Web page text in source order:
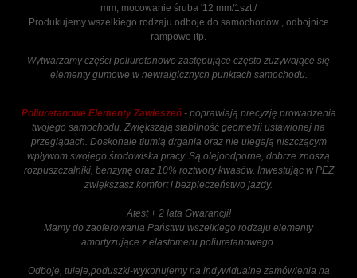
mm, mocowanie śruba '12 mm/1szt./
Produkujemy wszelkiego rodzaju odboje do samochodów , odbojnice
rampowe itp.
Wytwarzamy części poliuretanowe zastępujące często zużywające się
elementy gumowe w newralgicznych punktach samochodu.
Poliuretanowe Elementy Zawieszeń- poprawiają precyzję prowadzenia
twojego samochodu. Zwiększają stabilność geometrii ustawionej na
przeglądach. Doskonale tłumią drgania oraz nie ulegają niszczącym
wpływom swojego środowiska pracy. Są olejoodporne, dobrze znoszą
rozpuszczalniki, benzynę oraz 10% roztwory kwasów. Inwestując w PEZ
zwiększasz komfort i bezpieczeństwo jazdy.
Atest + 2 lata Gwarancji!
Mamy do zaoferowania Państwu wszelkiego rodzaju elementy
amortyzujące z elastomeru poliuretanowego.
Odboje, tuleje,poduszki-wykonujemy na indywidualne zamówienia na